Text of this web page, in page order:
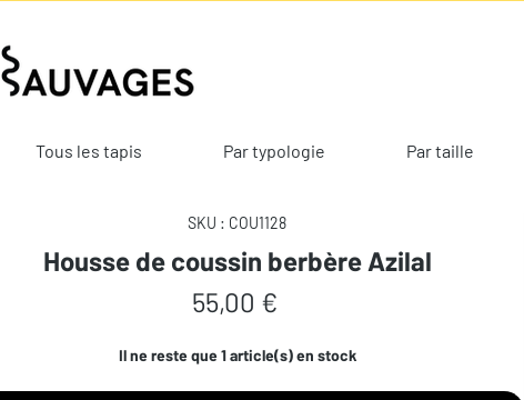
Tous les tapis Par typologie Par taille
SKU : COU1128
Housse de coussin berbère Azilal
55,00 €Prix
Il ne reste que 1 article(s) en stock